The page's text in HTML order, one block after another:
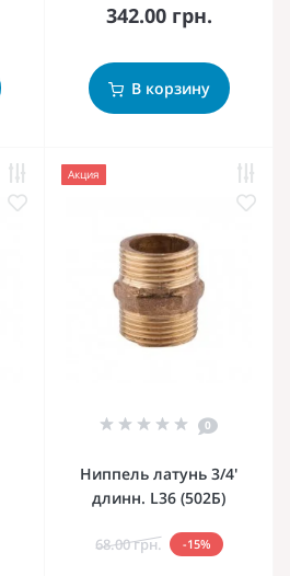
342.00 грн.
В корзину
Акция
0
Ниппель латунь 3/4'
длинн. L36 (502Б)
68.00 грн. -15%